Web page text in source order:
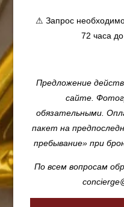
⚠ Запрос
72 часа
Предложение
сайте.
обязательными.
пакет на
пребывание» при
По всем вопросам